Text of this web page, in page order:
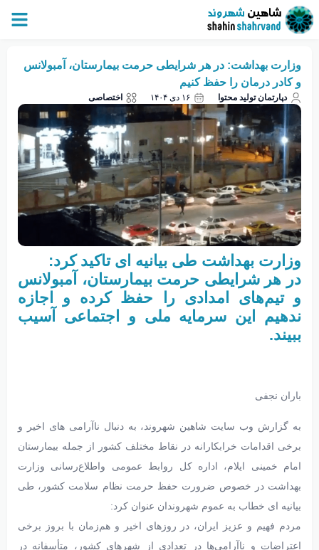
وزارت بهداشت: در هر شرایطی حرمت بیمارستان، آمبولانس
و کادر درمان را حفظ کنیم
دپارتمان تولید محتوا ۱۶ دی ۱۴۰۴ اختصاصی
وزارت بهداشت طی بیانیه ای تاکید کرد:
در هر شرایطی حرمت بیمارستان، آمبولانس
و تیم‌های امدادی را حفظ کرده و اجازه
ندهیم این سرمایه ملی و اجتماعی آسیب
ببیند.
باران نجفی
به گزارش وب سایت شاهین شهروند، به دنبال ناآرامی های اخیر و
برخی اقدامات خرابکارانه در نقاط مختلف کشور از جمله بیمارستان
امام خمینی ایلام، اداره کل روابط عمومی واطلاع‌رسانی وزارت
بهداشت در خصوص ضرورت حفظ حرمت نظام سلامت کشور، طی
بیانیه ای خطاب به عموم شهروندان عنوان کرد:
مردم فهیم و عزیز ایران، در روزهای اخیر و هم‌زمان با بروز برخی
اعتراضات و ناآرامی‌ها در تعدادی از شهرهای کشور، متأسفانه در